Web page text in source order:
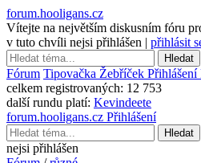
forum.hooligans.cz
Vítejte na největším diskusním fóru
v tuto chvíli nejsi přihlášen | přihlásit
Hledat
Fórum Tipovačka Žebříček Přihlášení
celkem registrovaných: 12 753
další rundu platí: Kevindeete
forum.hooligans.cz Přihlášení
Hledat
nejsi přihlášen